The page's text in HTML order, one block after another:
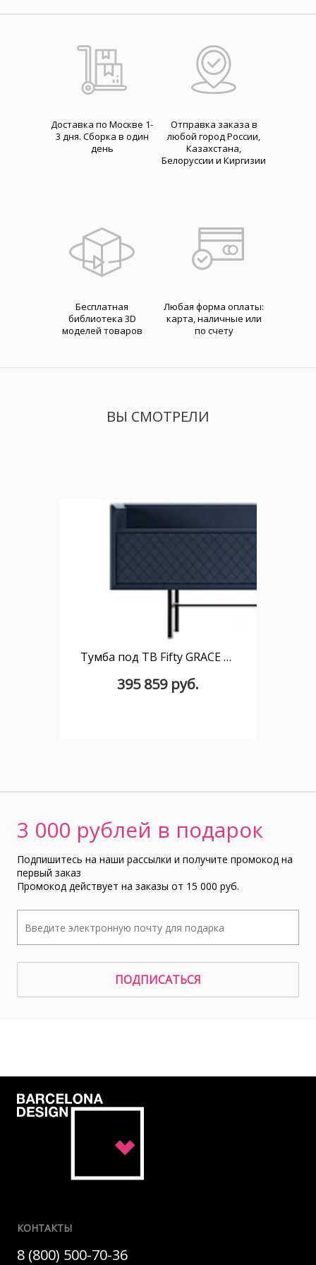
Доставка по Москве 1-
3 дня. Cборка в один
день
Отправка заказа в
любой город России,
Казахстана,
Белоруссии и Киргизии
Бесплатная
библиотека 3D
моделей товаров
Любая форма оплаты:
карта, наличные или
по счету
ВЫ СМОТРЕЛИ
Тумба под ТВ Fifty GRACE 200 x 67,5 см
395 859 руб.
3 000 рублей в подарок
Подпишитесь на наши рассылки и получите промокод на
первый заказ
Промокод действует на заказы от 15 000 руб.
ПОДПИСАТЬСЯ
КОНТАКТЫ
8 (800) 500-70-36